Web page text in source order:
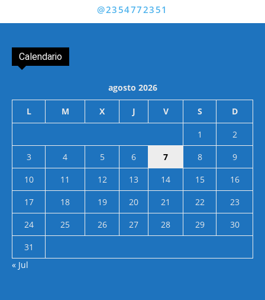
@2354772351
Calendario
agosto 2026
L M X J V S D
1
2
3
4 5 6 7 8
9
10
11 12 13 14 15
16
17
18 19 20 21 22
23
24
25 26 27 28 29
30
31
« Jul